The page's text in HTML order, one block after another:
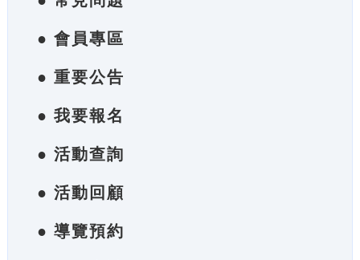
● 會員專區
● 重要公告
● 我要報名
● 活動查詢
● 活動回顧
● 導覽預約